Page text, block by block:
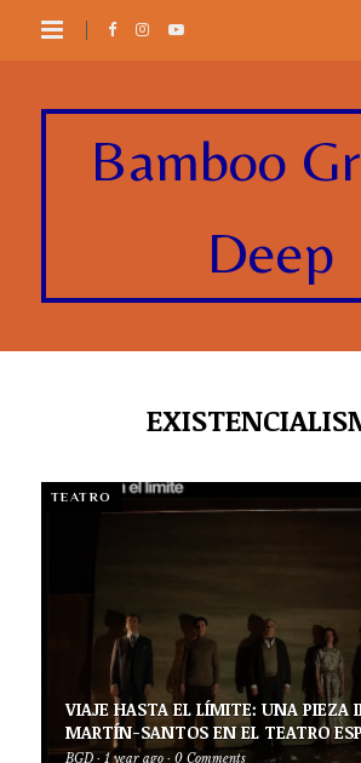
Bamboo
Deep
TEATRO
VIAJE HASTA EL LÍMITE: UNA PIEZA
MARTÍN-SANTOS EN EL TEATRO
BGD · 1 year ago · 0 Comments